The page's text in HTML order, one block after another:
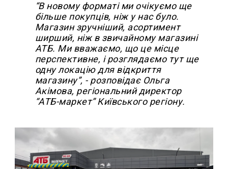
“В новому форматі ми очікуємо ще
більше покупців, ніж у нас було.
Магазин зручніший, асортимент
ширший, ніж в звичайному магазині
АТБ. Ми вважаємо, що це місце
перспективне, і розглядаємо тут ще
одну локацію для відкриття
магазину”, - розповідає Ольга
Акімова, регіональний директор
“АТБ-маркет” Київського регіону.